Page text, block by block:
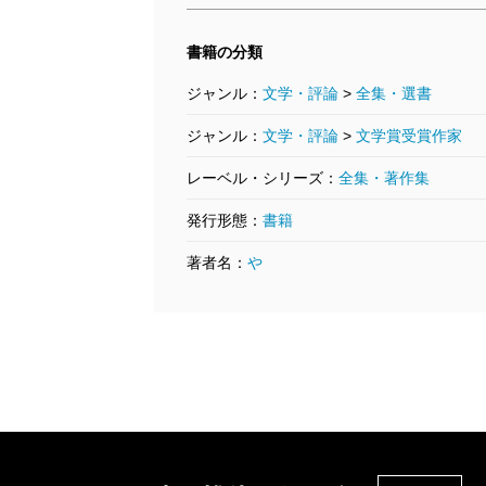
書籍の分類
ジャンル： 文学・評論 > 全集・選書
ジャンル： 文学・評論 > 文学賞受賞作家
レーベル・シリーズ： 全集・著作集
発行形態： 書籍
著者名： や